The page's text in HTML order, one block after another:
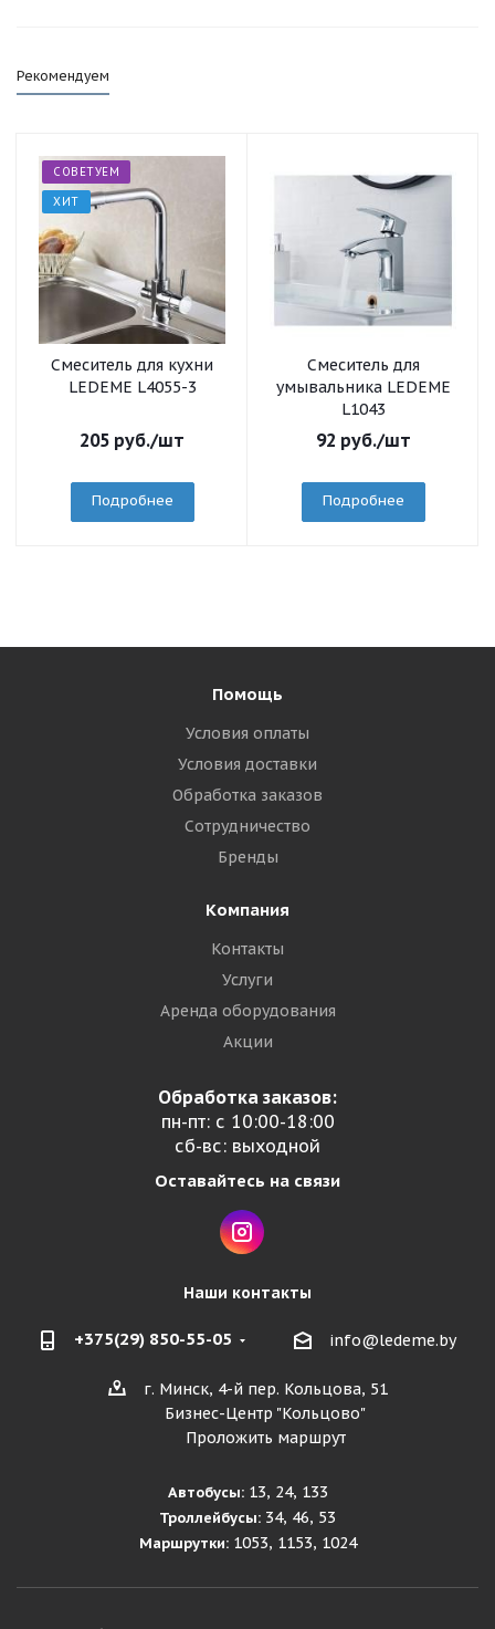
Рекомендуем
СОВЕТУЕМ
ХИТ
Смеситель для кухни
LEDEME L4055-3
205 руб./шт
Подробнее
Смеситель для
умывальника LEDEME
L1043
92 руб./шт
Подробнее
Помощь
Условия оплаты
Условия доставки
Обработка заказов
Сотрудничество
Бренды
Компания
Контакты
Услуги
Аренда оборудования
Акции
Обработка заказов:
пн-пт: с 10:00-18:00
сб-вс: выходной
Оставайтесь на связи
Наши контакты
+375(29) 850-55-05 info@ledeme.by
г. Минск, 4-й пер. Кольцова, 51
Бизнес-Центр "Кольцово"
Проложить маршрут
Автобусы:13, 24, 133
Троллейбусы: 34, 46, 53
Маршрутки:1053, 1153, 1024